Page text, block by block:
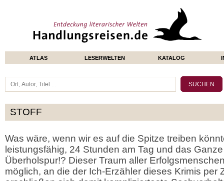
ATLAS LESERWELTEN KATALOG
STOFF
Was wäre, wenn wir es auf die Spitze treiben
leistungsfähig, 24 Stunden am Tag und das
Überholspur!? Dieser Traum aller
möglich, an die der Ich-Erzähler dieses Krimis per